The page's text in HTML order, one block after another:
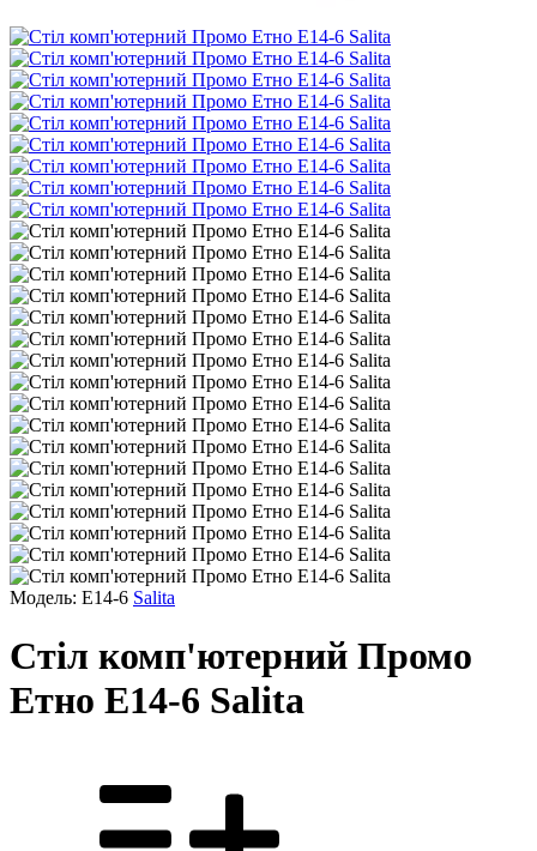
Модель: E14-6 Salita
Стіл комп'ютерний Промо
Етно E14-6 Salita